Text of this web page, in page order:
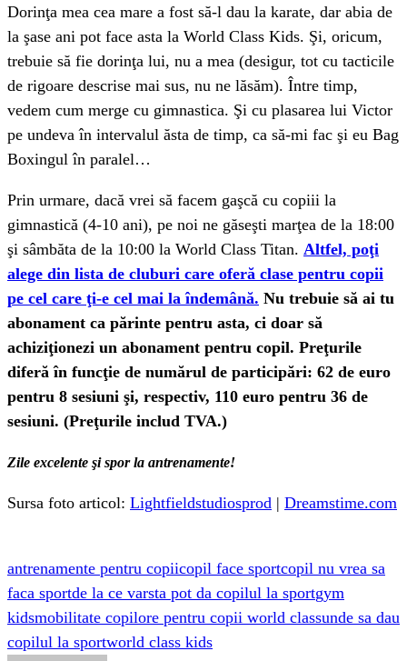
Dorinţa mea cea mare a fost să-l dau la karate, dar abia de
la şase ani pot face asta la World Class Kids. Şi, oricum,
trebuie să fie dorinţa lui, nu a mea (desigur, tot cu tacticile
de rigoare descrise mai sus, nu ne lăsăm). Între timp,
vedem cum merge cu gimnastica. Şi cu plasarea lui Victor
pe undeva în intervalul ăsta de timp, ca să-mi fac şi eu Bag
Boxingul în paralel…
Prin urmare, dacă vrei să facem gaşcă cu copiii la
gimnastică (4-10 ani), pe noi ne găseşti marţea de la 18:00
şi sâmbăta de la 10:00 la World Class Titan. Altfel, poţi
alege din lista de cluburi care oferă clase pentru copii
pe cel care ţi-e cel mai la îndemână. Nu trebuie să ai tu
abonament ca părinte pentru asta, ci doar să
achiziţionezi un abonament pentru copil. Preţurile
diferă în funcţie de numărul de participări: 62 de euro
pentru 8 sesiuni şi, respectiv, 110 euro pentru 36 de
sesiuni. (Preţurile includ TVA.)
Zile excelente şi spor la antrenamente!
Sursa foto articol: Lightfieldstudiosprod | Dreamstime.com
antrenamente pentru copiicopil face sportcopil nu vrea sa
faca sportde la ce varsta pot da copilul la sportgym
kidsmobilitate copilore pentru copii world classunde sa dau
copilul la sportworld class kids